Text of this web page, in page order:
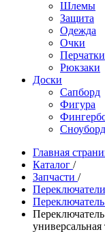
Шлемы
Защита
Одежда
Очки
Перчатки
Рюкзаки
Доски
Сапборд
Фигура
Сноуборд
Главная
Каталог /
Запчасти /
Переключатели